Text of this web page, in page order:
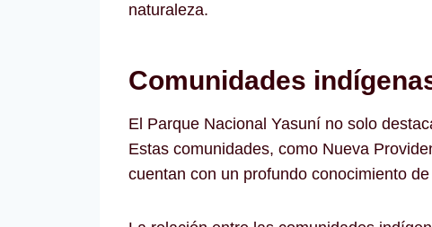
naturaleza.
Comunidades
El Parque Nacional Yasuní no solo
Estas comunidades, como Nueva
cuentan con un profundo conocimiento